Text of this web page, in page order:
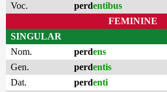
Voc.
perdentibus
FEMININE
SINGULAR
Nom.
perdens
Gen.
perdentis
Dat.
perdenti